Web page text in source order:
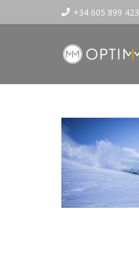
+34 605 899 423